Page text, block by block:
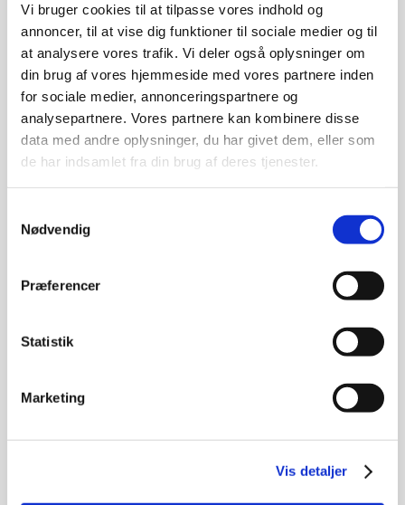
Vi bruger cookies til at tilpasse vores indhold og
annoncer, til at vise dig funktioner til sociale medier og til
at analysere vores trafik. Vi deler også oplysninger om
din brug af vores hjemmeside med vores partnere inden
for sociale medier, annonceringspartnere og
analysepartnere. Vores partnere kan kombinere disse
data med andre oplysninger, du har givet dem, eller som
de har indsamlet fra din brug af deres tjenester.
Nødvendig
Præferencer
Statistik
Marketing
Vis detaljer
Charmerende fortovscaféer, et glas
rosévin i sommervarmen med
Eiffeltårnet i baggrunden som kigger
frem henover storbyens hustage og
danner det perfekte backdrop. Måske
lyder det som en drøm eller en god
ferie man ikke vil hjem fra. Ikke desto